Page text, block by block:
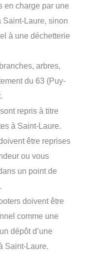
en charge par une
Laure, sinon
à une déchetterie
arbres,
du 63 (Puy-
repris à titre
à Saint-Laure.
être reprises
ou vous
un point de
doivent être
comme une
dépôt d’une
Saint-Laure.